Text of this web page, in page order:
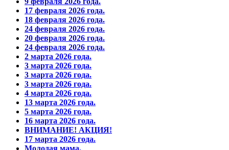
17 февраля 2026 года.
18 февраля 2026 года.
24 февраля 2026 года.
20 февраля 2026 года.
24 февраля 2026 года.
2 марта 2026 года.
3 марта 2026 года.
3 марта 2026 года.
3 марта 2026 года.
4 марта 2026 года.
13 марта 2026 года.
5 марта 2026 года.
16 марта 2026 года.
ВНИМАНИЕ! АКЦИЯ!
17 марта 2026 года.
Молодая мама.